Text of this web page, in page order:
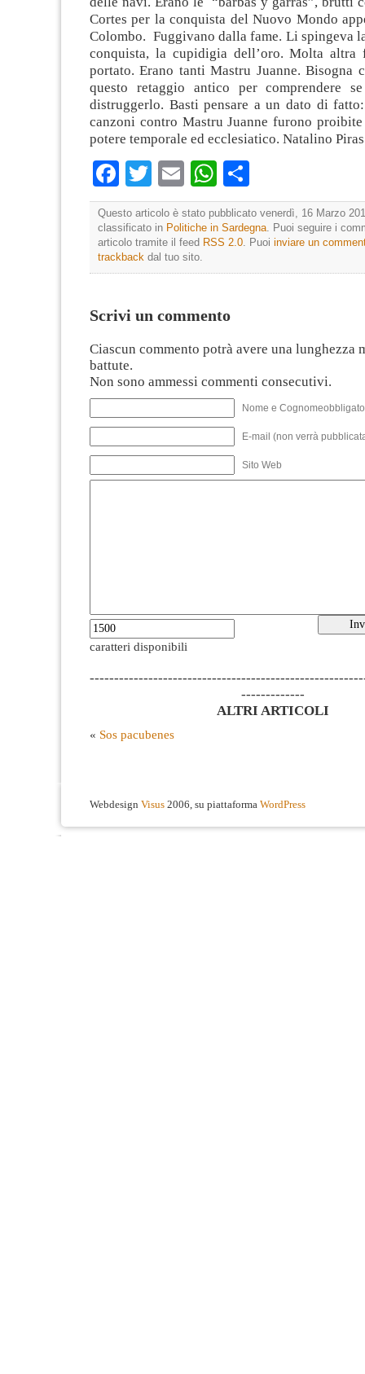
Cortes per la conquista del Nuovo Mondo
Colombo. Fuggivano dalla fame. Li spingeva
conquista, la cupidigia dell’oro. Molta altra
portato. Erano tanti Mastru Juanne. Bisogna
questo retaggio antico per comprendere
distruggerlo. Basti pensare a un dato di
canzoni contro Mastru Juanne furono proibite
potere temporale ed ecclesiatico. Natalino Piras
Facebook
TwitterEmailWhatsApp
Questo articolo è stato pubblicato venerdì, 16 Marzo
classificato in Politiche in Sardegna. Puoi seguire i
articolo tramite il feed RSS 2.0. Puoi inviare un
trackback dal tuo sito.
Scrivi un commento
Ciascun commento potrà avere una lunghezza
battute.
Non sono ammessi commenti consecutivi.
Nome e
E-mail (non verrà
Sito Web
caratteri disponibili
-------------
ALTRI ARTICOLI
« Sos pacubenes
Webdesign Visus 2006, su piattaforma WordPress